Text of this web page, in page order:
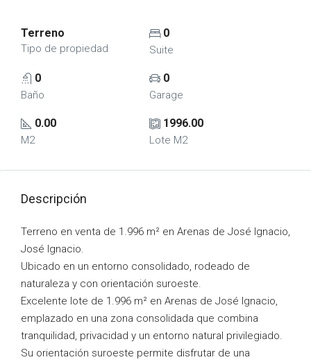
Terreno
Tipo de propiedad
0
Suite
0
Baño
0
Garage
0.00
M2
1996.00
Lote M2
Descripción
Terreno en venta de 1.996 m² en Arenas de José Ignacio,
José Ignacio.
Ubicado en un entorno consolidado, rodeado de
naturaleza y con orientación suroeste.
Excelente lote de 1.996 m² en Arenas de José Ignacio,
emplazado en una zona consolidada que combina
tranquilidad, privacidad y un entorno natural privilegiado.
Su orientación suroeste permite disfrutar de una